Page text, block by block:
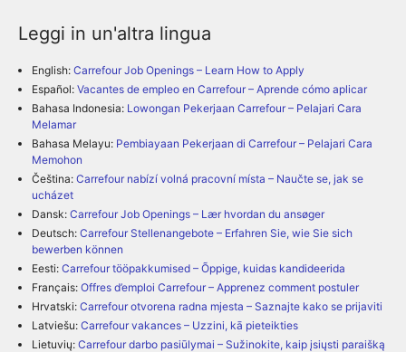
Leggi in un'altra lingua
English: Carrefour Job Openings – Learn How to Apply
Español: Vacantes de empleo en Carrefour – Aprende cómo aplicar
Bahasa Indonesia: Lowongan Pekerjaan Carrefour – Pelajari Cara
Melamar
Bahasa Melayu: Pembiayaan Pekerjaan di Carrefour – Pelajari Cara
Memohon
Čeština: Carrefour nabízí volná pracovní místa – Naučte se, jak se
ucházet
Dansk: Carrefour Job Openings – Lær hvordan du ansøger
Deutsch: Carrefour Stellenangebote – Erfahren Sie, wie Sie sich
bewerben können
Eesti: Carrefour tööpakkumised – Õppige, kuidas kandideerida
Français: Offres d’emploi Carrefour – Apprenez comment postuler
Hrvatski: Carrefour otvorena radna mjesta – Saznajte kako se prijaviti
Latviešu: Carrefour vakances – Uzzini, kā pieteikties
Lietuvių: Carrefour darbo pasiūlymai – Sužinokite, kaip įsiųsti paraišką